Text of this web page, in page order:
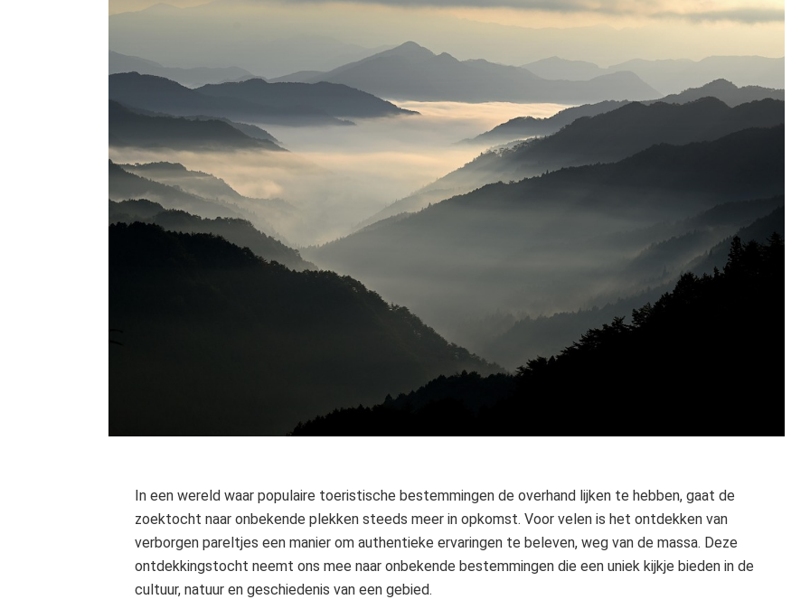
In een wereld waar populaire toeristische bestemmingen de overhand lijken te hebben, gaat de
zoektocht naar onbekende plekken steeds meer in opkomst. Voor velen is het ontdekken van
verborgen pareltjes een manier om authentieke ervaringen te beleven, weg van de massa. Deze
ontdekkingstocht neemt ons mee naar onbekende bestemmingen die een uniek kijkje bieden in de
cultuur, natuur en geschiedenis van een gebied.